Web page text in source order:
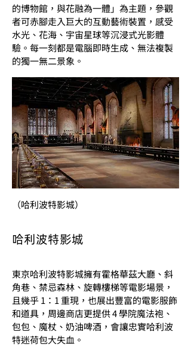
的博物館，與花融為一體」為主題，參觀
者可赤腳走入巨大的互動藝術裝置，感受
水光、花海、宇宙星球等沉浸式光影體
驗。每一刻都是電腦即時生成、無法複製
的獨一無二景象。
（哈利波特影城）
哈利波特影城
東京哈利波特影城擁有霍格華茲大廳、斜
角巷、禁忌森林、旋轉樓梯等電影場景，
且幾乎 1：1 重現，也展出豐富的電影服飾
和道具，周邊商店更提供 4 學院魔法袍、
包包、魔杖、奶油啤酒，會讓忠實哈利波
特迷荷包大失血。